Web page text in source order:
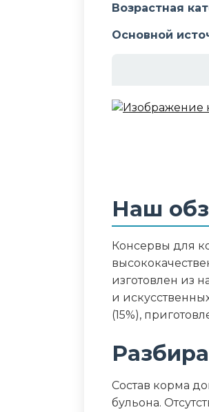
Возрастная
Основной
Состав
Пищевая
Жир (%)
Клетчатка (%)
Наш
Консервы для
изготовлен из
и
(15%),
Состав корма
бульона.